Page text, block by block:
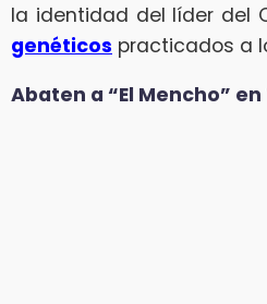
la identidad del líder del
genéticos practicados a
Abaten a “El Mencho”